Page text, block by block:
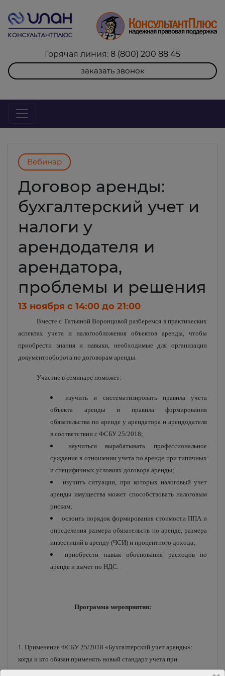
Горячая линия: 8 (800) 200 88 45
заказать звонок
Вебинар
Договор аренды:
бухгалтерский учет и
налоги у
арендодателя и
арендатора,
проблемы и решения
13 ноября c 14:00 до 21:00
Вместе с Татьяной Воронцовой разберемся в практических
аспектах учета и налогообложения объектов аренды, чтобы
приобрести знания и навыки, необходимые для организации
документооборота по договорам аренды.
Участие в семинаре поможет:
изучить и систематизировать правила учета
объекта аренды и правила формирования
обязательства по аренде у арендатора и арендодателя
в соответствии с ФСБУ 25/2018;
научиться вырабатывать профессиональное
суждение в отношении учета по аренде при типичных
и специфичных условиях договора аренды;
изучить ситуации, при которых налоговый учет
аренды имущества может способствовать налоговым
рискам;
освоить порядок формирования стоимости ППА и
определения размера обязательств по аренде, размера
инвестиций в аренду (ЧСИ) и процентного дохода;
приобрести навык обоснования расходов по
аренде и вычет по НДС.
Программа мероприятия:
1. Применение ФСБУ 25/2018 «Бухгалтерский учет аренды»:
когда и кто обязан применять новый стандарт учета при
заключении договора аренды.